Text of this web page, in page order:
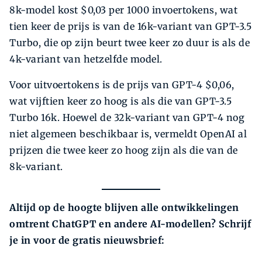
8k-model kost $0,03 per 1000 invoertokens, wat
tien keer de prijs is van de 16k-variant van GPT-3.5
Turbo, die op zijn beurt twee keer zo duur is als de
4k-variant van hetzelfde model.
Voor uitvoertokens is de prijs van GPT-4 $0,06,
wat vijftien keer zo hoog is als die van GPT-3.5
Turbo 16k. Hoewel de 32k-variant van GPT-4 nog
niet algemeen beschikbaar is, vermeldt OpenAI al
prijzen die twee keer zo hoog zijn als die van de
8k-variant.
Altijd op de hoogte blijven alle ontwikkelingen
omtrent ChatGPT en andere AI-modellen? Schrijf
je in voor de gratis nieuwsbrief: